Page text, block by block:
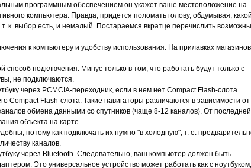
программным обеспечением он укажет ваше местоположение на
компьютера. Правда, придется поломать голову, обдумывая,
к. выбор есть, и немалый. Постараемся вкратце перечислить
к компьютеру и удобству использования. На прилавках магазинов
подключения. Минус только в том, что работать будут только с
не подключаются.
через PCMCIA-переходник, если в нем нет Compact Flash-слота.
Compact Flash-слота. Такие навигаторы различаются в зависимости от
обмена данными со спутников (чаще 8-12 каналов). От последней
объекта на карте.
потому как подключать их нужно "в холодную", т. е.
каналов.
через Bluetooth. Следовательно, ваш компьютер должен быть
Это универсальное устройство может работать как с ноутбуком,